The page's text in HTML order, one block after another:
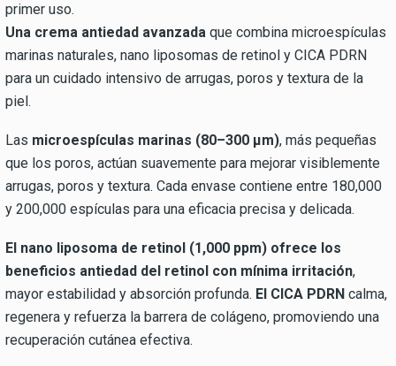
primer uso.
Una crema antiedad avanzada que combina microespículas
marinas naturales, nano liposomas de retinol y CICA PDRN
para un cuidado intensivo de arrugas, poros y textura de la
piel.
Las microespículas marinas (80–300 μm), más pequeñas
que los poros, actúan suavemente para mejorar visiblemente
arrugas, poros y textura. Cada envase contiene entre 180,000
y 200,000 espículas para una eficacia precisa y delicada.
El nano liposoma de retinol (1,000 ppm) ofrece los
beneficios antiedad del retinol con mínima irritación,
mayor estabilidad y absorción profunda. El CICA PDRN calma,
regenera y refuerza la barrera de colágeno, promoviendo una
recuperación cutánea efectiva.